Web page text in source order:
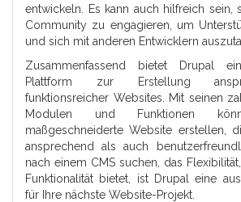
entwickeln. Es kann auch hilfreich sein,
Community zu engagieren, um
und sich mit anderen Entwicklern
Zusammenfassend bietet Drupal
Plattform zur Erstellung
funktionsreicher Websites. Mit seinen
Modulen und Funktionen
maßgeschneiderte Website erstellen,
ansprechend als auch
nach einem CMS suchen, das
Funktionalität bietet, ist Drupal eine
für Ihre nächste Website-Projekt.